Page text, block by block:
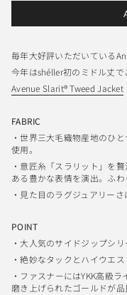
毎年大好評いただいている
今年はshéller初のミドル丈で
Avenue Slarit® Tweed Jacket
FABRIC
・世界三大毛織物産地のひ
使用。
・意匠糸「スラリット」を
ある豊かな表情を演出。ふ
・見た目のラグジュアリー
POINT
・大人気のサイドジップシリ
・絶妙なタックとハイウエ
・ ファスナーにはYKK高級ラ
磨き上げられたゴールドが品